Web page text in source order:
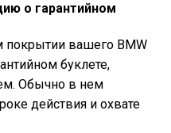
о гарантийном
вашего BMW
буклете,
Обычно в нем
действия и охвате